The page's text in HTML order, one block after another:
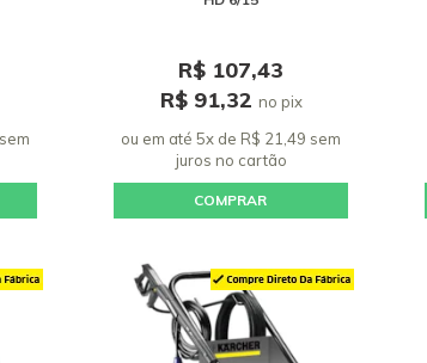
R$ 107,43
R$ 91,32 no pix
ou em até 5x de R$ 21,49 sem
juros no cartão
COMPRAR